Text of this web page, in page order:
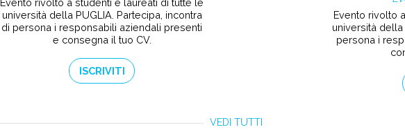
Evento rivolto a studenti e laureati di tutte le
università della PUGLIA. Partecipa, incontra
di persona i responsabili aziendali presenti
e consegna il tuo CV.
ISCRIVITI
Evento rivolto
università della
persona i
VEDI TUTTI